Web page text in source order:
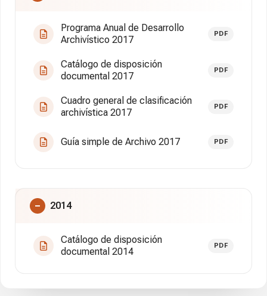
Programa Anual de Desarrollo
Archivístico 2017
PDF
Catálogo de disposición
documental 2017
PDF
Cuadro general de clasificación
archivística 2017
PDF
Guía simple de Archivo 2017 PDF
2014
Catálogo de disposición
documental 2014
PDF